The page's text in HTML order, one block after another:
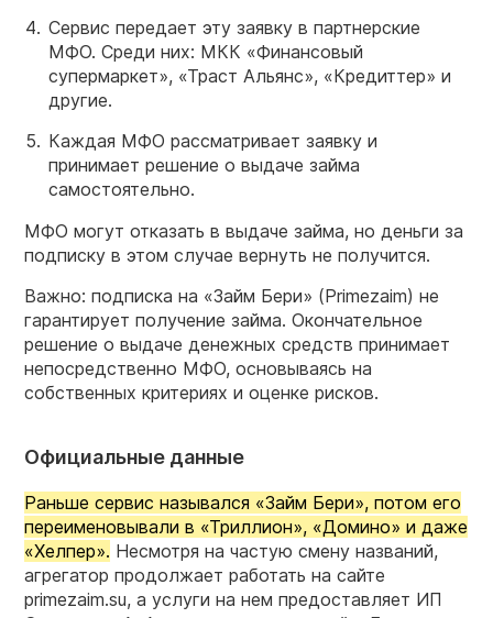
Сервис передает эту заявку в партнерские
МФО. Среди них: МКК «Финансовый
супермаркет», «Траст Альянс», «Кредиттер» и
другие.
Каждая МФО рассматривает заявку и
принимает решение о выдаче займа
самостоятельно.
МФО могут отказать в выдаче займа, но деньги за
подписку в этом случае вернуть не получится.
Важно: подписка на «Займ Бери» (Primezaim) не
гарантирует получение займа. Окончательное
решение о выдаче денежных средств принимает
непосредственно МФО, основываясь на
собственных критериях и оценке рисков.
Официальные данные
Раньше сервис назывался «Займ Бери», потом его
переименовывали в «Триллион», «Домино» и даже
«Хелпер». Несмотря на частую смену названий,
агрегатор продолжает работать на сайте
primezaim.su, а услуги на нем предоставляет ИП